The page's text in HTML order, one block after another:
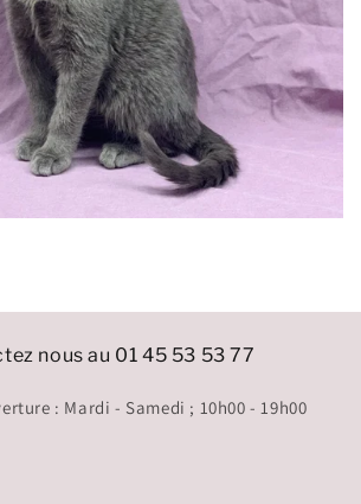
nous au 01 45 53 53 77
: Mardi - Samedi ; 10h00 - 19h00